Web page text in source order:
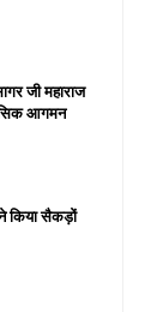
जी महाराज
आगमन
किया सैकड़ों